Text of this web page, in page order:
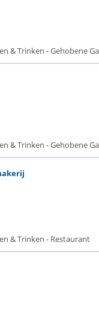
& Trinken - Gehobene
& Trinken - Gehobene
& Trinken - Restaurant